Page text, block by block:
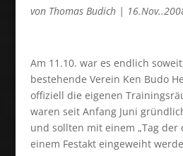
von Thomas Budich|
Am 11.10. war es endlich
bestehende Verein Ken Budo
offiziell die eigenen
waren seit Anfang Juni
und sollten mit einem „Tag der
einem Festakt eingeweiht